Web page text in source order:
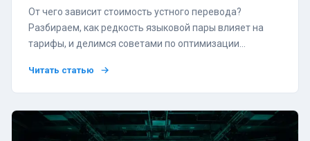
От чего зависит стоимость устного перевода?
Разбираем, как редкость языковой пары влияет на
тарифы, и делимся советами по оптимизации
Читать статью